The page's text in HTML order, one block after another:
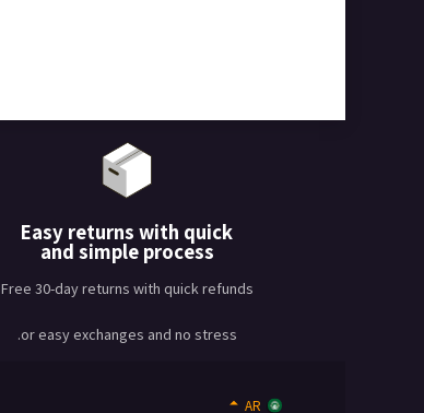
Easy returns with quick
and simple process
Free 30-day returns with quick refunds
or easy exchanges and no stress.
AR